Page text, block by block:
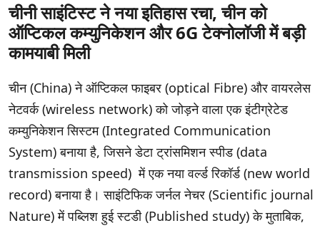
चीनी साइंटिस्ट ने नया इतिहास रचा, चीन को
ऑप्टिकल कम्युनिकेशन और 6G टेक्नोलॉजी में बड़ी
कामयाबी मिली
चीन (China) ने ऑप्टिकल फाइबर (optical Fibre) और वायरलेस
नेटवर्क (wireless network) को जोड़ने वाला एक इंटीग्रेटेड
कम्युनिकेशन सिस्टम (Integrated Communication
System) बनाया है, जिसने डेटा ट्रांसमिशन स्पीड (data
transmission speed) में एक नया वर्ल्ड रिकॉर्ड (new world
record) बनाया है। साइंटिफिक जर्नल नेचर (Scientific journal
Nature) में पब्लिश हुई स्टडी (Published study) के मुताबिक,